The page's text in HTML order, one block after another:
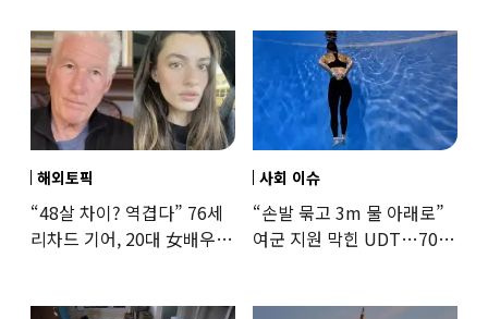
해외토픽
“48살 차이? 역겹다” 76세
리차드 기어, 20대 女배우와
사회 이슈
“손발 묶고 3m 물 아래로”
여군 지원 막힌 UDT…707